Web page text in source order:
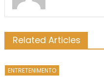
Related Articles
ENTRETENIMENTO